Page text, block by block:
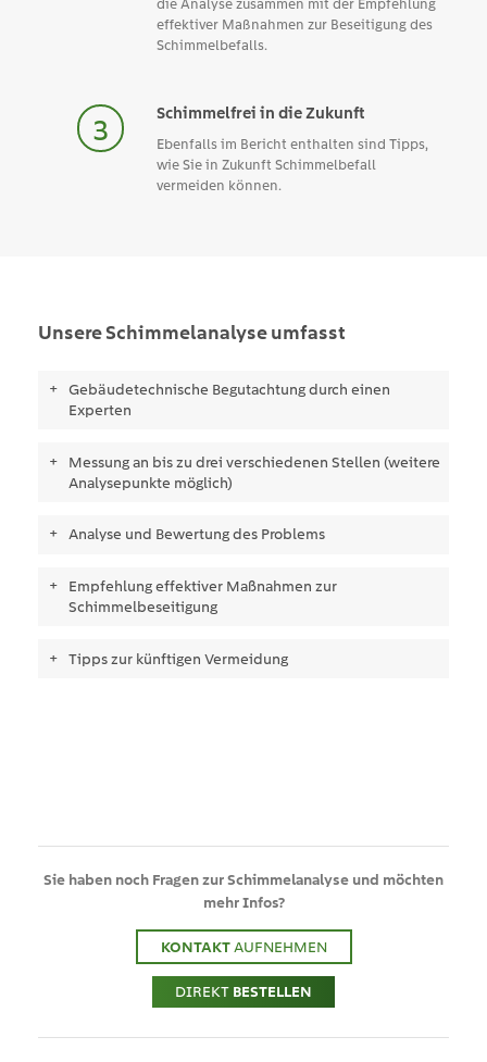
effektiver Maßnahmen zur Beseitigung des
Schimmelbefalls.
Schimmelfrei in die Zukunft
Ebenfalls im Bericht enthalten sind Tipps,
wie Sie in Zukunft Schimmelbefall
vermeiden können.
Unsere Schimmelanalyse umfasst
Gebäudetechnische Begutachtung durch einen
Experten
Messung an bis zu drei verschiedenen Stellen (weitere
Analysepunkte möglich)
Analyse und Bewertung des Problems
Empfehlung effektiver Maßnahmen zur
Schimmelbeseitigung
Tipps zur künftigen Vermeidung
Sie haben noch Fragenzur Schimmelanalyse und möchten
mehr Infos?
KONTAKTAUFNEHMEN
DIREKT BESTELLEN